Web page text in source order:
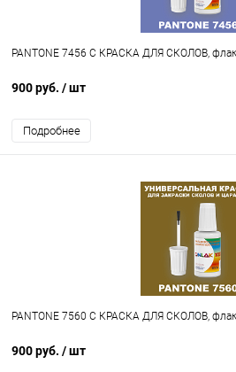
PANTONE 7456 C КРАСКА ДЛЯ СКОЛОВ,
900 руб. / шт
Подробнее
PANTONE 7560 C КРАСКА ДЛЯ СКОЛОВ,
900 руб. / шт